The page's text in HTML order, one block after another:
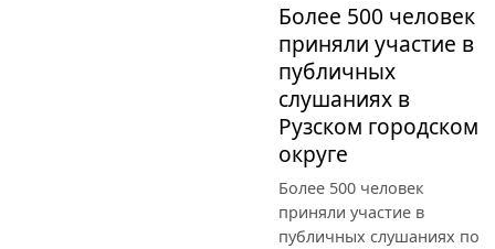
Более 500 человек
приняли участие в
публичных
слушаниях в
Рузском городском
округе
Более 500 человек
приняли участие в
публичных слушаниях по